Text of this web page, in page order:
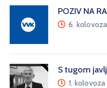
POZIV NA
6.
S tugom
1.